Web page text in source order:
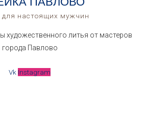
для настоящих мужчин
художественного литья от мастеров
города Павлово
Vk Instagram